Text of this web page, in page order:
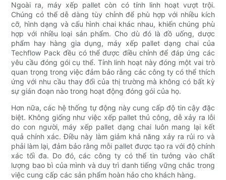
Ngoài ra, máy xếp pallet còn có tính linh hoạt vượt trội.
Chúng có thể dễ dàng tùy chỉnh để phù hợp với nhiều kích
cỡ, hình dạng và cấu hình chai khác nhau, khiến chúng phù
hợp với nhiều loại sản phẩm. Cho dù đó là đồ uống, dược
phẩm hay hàng gia dụng, máy xếp pallet dạng chai của
Techflow Pack đều có thể được điều chỉnh để đáp ứng các
yêu cầu đóng gói cụ thể. Tính linh hoạt này đóng một vai trò
quan trọng trong việc đảm bảo rằng các công ty có thể thích
ứng với nhu cầu thay đổi của thị trường mà không có bất kỳ
sự gián đoạn nào trong hoạt động đóng gói của họ.
Hơn nữa, các hệ thống tự động này cung cấp độ tin cậy đặc
biệt. Không giống như việc xếp pallet thủ công, dễ xảy ra lỗi
do con người, máy xếp pallet dạng chai luôn mang lại kết
quả chính xác. Điều này làm giảm khả năng xảy ra rủi ro và
phải làm lại, đảm bảo rằng mỗi pallet được tạo ra với độ chính
xác tối đa. Do đó, các công ty có thể tin tưởng vào chất
lượng bao bì của mình và duy trì danh tiếng vững chắc trong
việc cung cấp các sản phẩm hoàn hảo cho khách hàng.